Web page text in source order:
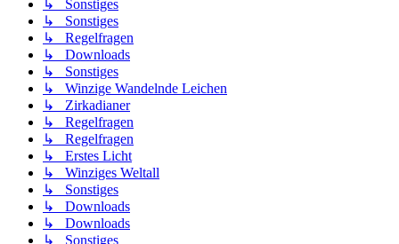
↳ Sonstiges
↳ Sonstiges
↳ Regelfragen
↳ Downloads
↳ Sonstiges
↳ Winzige Wandelnde Leichen
↳ Zirkadianer
↳ Regelfragen
↳ Regelfragen
↳ Erstes Licht
↳ Winziges Weltall
↳ Sonstiges
↳ Downloads
↳ Downloads
↳ Sonstiges